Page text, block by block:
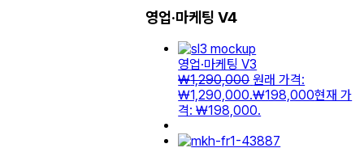
영업·마케팅 V4
영업·마케팅 V3
₩1,290,000 원래 가격:
₩1,290,000.₩198,000현재 가
격: ₩198,000.